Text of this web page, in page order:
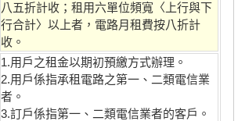
八五折計收；租用六單位頻寬〈上行與下
行合計〉以上者，電路月租費按八折計
收。
1.用戶之租金以期初預繳方式辦理。
2.用戶係指承租電路之第一、二類電信業
者。
3.訂戶係指第一、二類電信業者的客戶。